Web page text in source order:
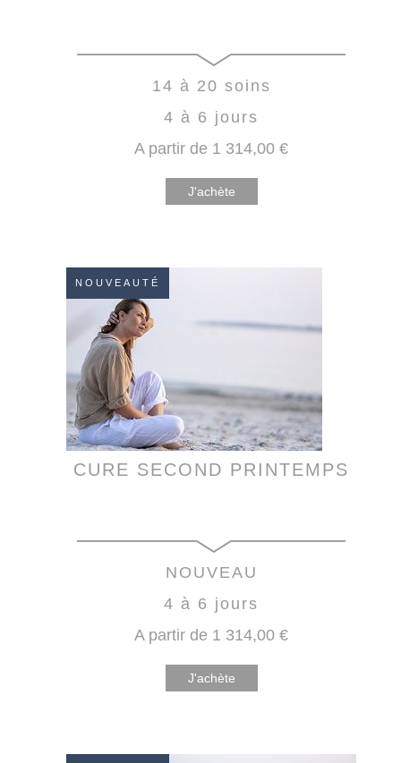
14 à 20 soins
4 à 6 jours
A partir de 1 314,00 €
J'achète
NOUVEAUTÉ
CURE SECOND PRINTEMPS
NOUVEAU
4 à 6 jours
A partir de 1 314,00 €
J'achète